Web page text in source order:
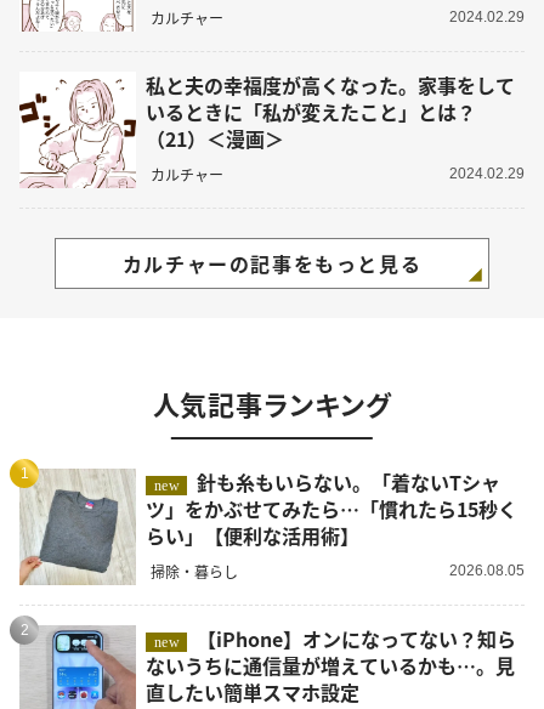
カルチャー 2024.02.29
私と夫の幸福度が高くなった。家事をして
いるときに「私が変えたこと」とは？
（21）＜漫画＞
カルチャー 2024.02.29
カルチャーの記事をもっと見る
人気記事ランキング
1
new
針も糸もいらない。「着ないTシャ
ツ」をかぶせてみたら…「慣れたら15秒く
らい」【便利な活用術】
掃除・暮らし 2026.08.05
2
new
ないうちに通信量が増えているかも…。見
直したい簡単スマホ設定